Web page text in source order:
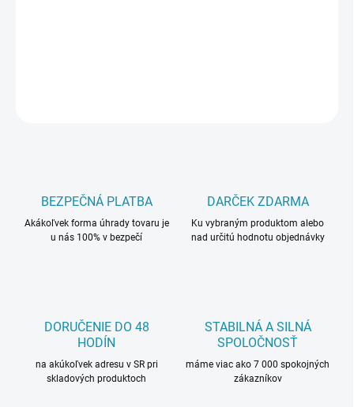
BEZPEČNÁ PLATBA
Akákoľvek forma úhrady tovaru je
u nás 100% v bezpečí
DARČEK ZDARMA
Ku vybraným produktom alebo
nad určitú hodnotu objednávky
DORUČENIE DO 48
HODÍN
na akúkoľvek adresu v SR pri
skladových produktoch
STABILNÁ A SILNÁ
SPOLOČNOSŤ
máme viac ako 7 000 spokojných
zákazníkov